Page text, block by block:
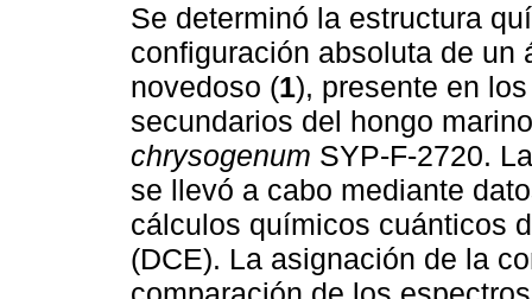
Se determinó la estructura
configuración absoluta de un
novedoso (1), presente en
secundarios del hongo
chrysogenum SYP-F-2720.
se llevó a cabo mediante
cálculos químicos cuánticos
(DCE). La asignación de la